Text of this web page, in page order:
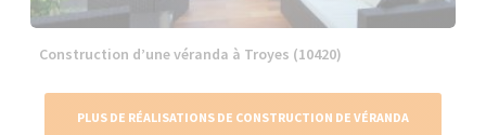
Construction d’une véranda à Troyes (10420)
PLUS DE RÉALISATIONS DE CONSTRUCTION DE VÉRANDA